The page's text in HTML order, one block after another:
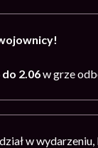
2.06w grze
w